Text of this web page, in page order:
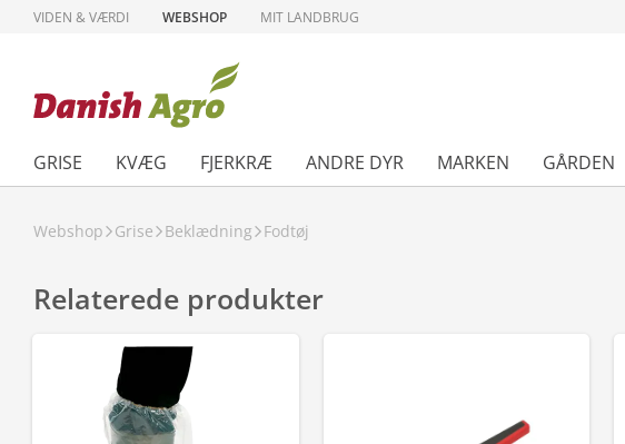
VIDEN & VÆRDI WEBSHOP MIT LANDBRUG
GRISE KVÆG FJERKRÆ ANDRE DYR MARKEN GÅRDEN
Webshop Grise Beklædning Fodtøj
Relaterede produkter